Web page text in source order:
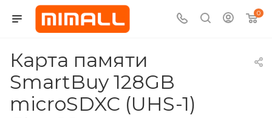
0
Карта памяти
SmartBuy 128GB
microSDXC (UHS-1)